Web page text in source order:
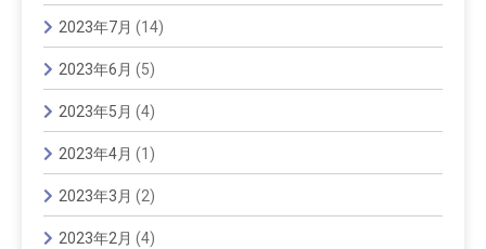
2023年7月 (14)
2023年6月 (5)
2023年5月 (4)
2023年4月 (1)
2023年3月 (2)
2023年2月 (4)